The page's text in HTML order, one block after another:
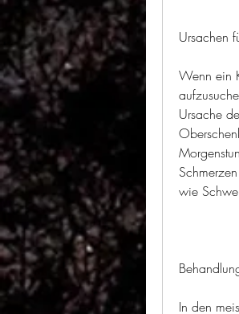
Ursachen
Wenn ein
Ursache
wie
In den